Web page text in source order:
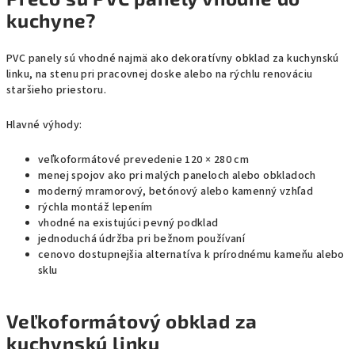
kuchyne?
PVC panely sú vhodné najmä ako dekoratívny obklad za kuchynskú
linku, na stenu pri pracovnej doske alebo na rýchlu renováciu
staršieho priestoru.
Hlavné výhody:
veľkoformátové prevedenie 120 × 280 cm
menej spojov ako pri malých paneloch alebo obkladoch
moderný mramorový, betónový alebo kamenný vzhľad
rýchla montáž lepením
vhodné na existujúci pevný podklad
jednoduchá údržba pri bežnom používaní
cenovo dostupnejšia alternatíva k prírodnému kameňu alebo
sklu
Veľkoformátový obklad za
kuchynskú linku